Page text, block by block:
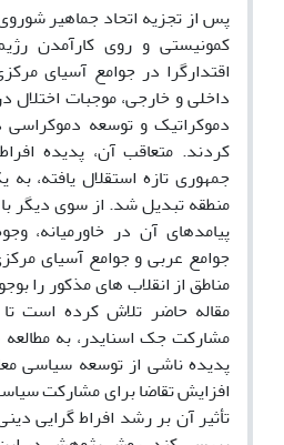
پس از تجزیه اتحاد جماهیر
کمونیستی و روی کارآمدن
اقتدارگرا در جوامع آسیای
داخلی و خارجی، موجبات اختلال
دموکراتیک و توسعه
کردند. متعاقب آن، پدیده
جمهوری تازه استقلال یافته،
منطقه تبدیل شد. از سوی دیگر
پیامدهای آن در خاورمیانه،
جوامع عربی و جوامع آسیای
مناطق از انقلاب های مذکور را
مقاله حاضر تلاش کرده است تا
مشارکت جک اسنایدر، به
پدیده ناشی از توسعه سیاسی
افزایش تقاضا برای مشارکت
تأثیر آن بر رشد افراط گرایی